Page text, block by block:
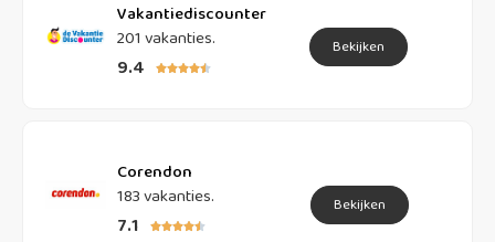
Vakantiediscounter
201 vakanties.
9.4 
Bekijken
Corendon
183 vakanties.
7.1 
Bekijken